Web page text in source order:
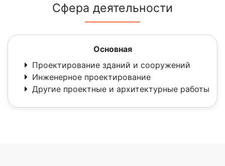
Сфера деятельности
Основная
Проектирование зданий и сооружений
Инженерное проектирование
Другие проектные и архитектурные работы